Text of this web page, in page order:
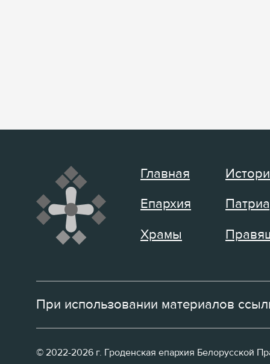
Главная
Епархия
Храмы
При использовании материалов
© 2022-2026 г. Гроденская епархия Белорусской